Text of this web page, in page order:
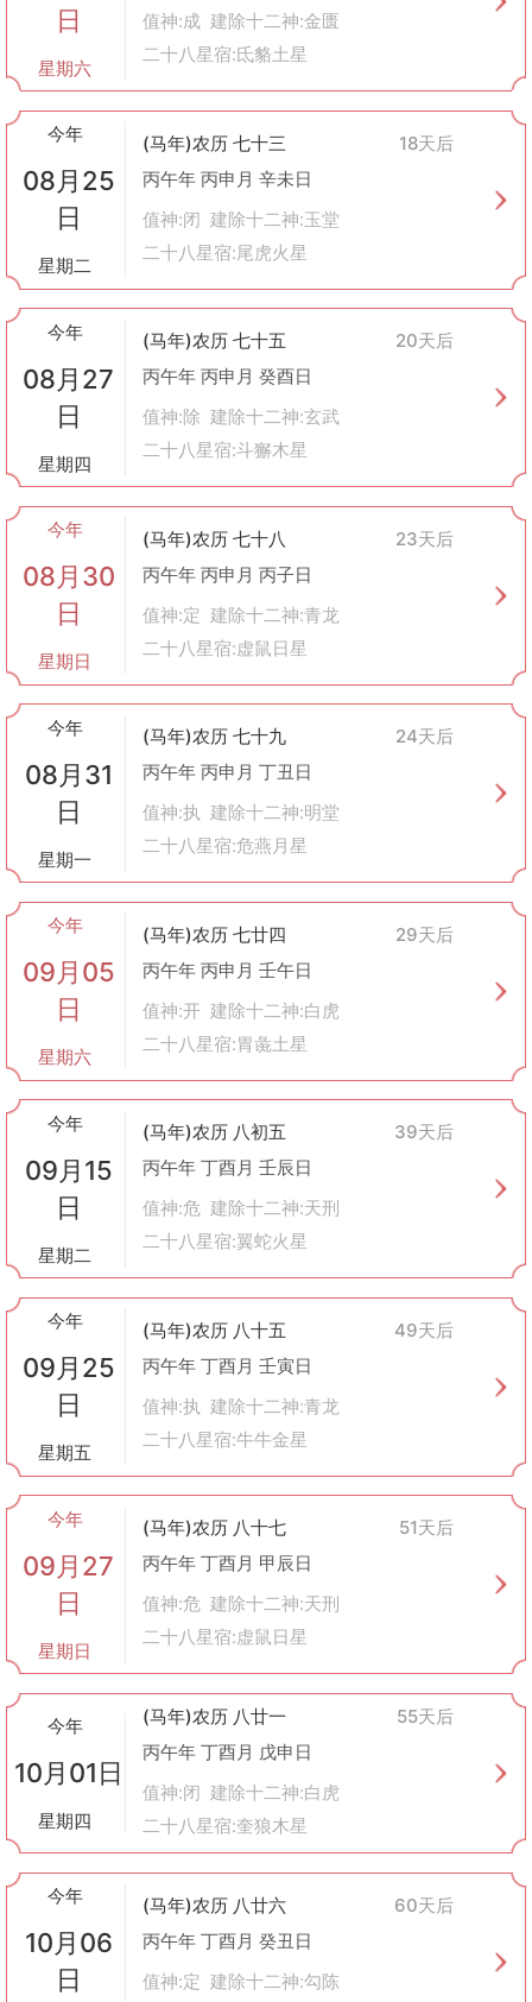
日
星期六
值神:成 建除十二神:金匮
二十八星宿:氐貉土星
今年
08月25
日
星期二
(马年)农历 七十三
18天后
丙午年 丙申月 辛未日
值神:闭 建除十二神:玉堂
二十八星宿:尾虎火星
今年
08月27
日
星期四
(马年)农历 七十五
20天后
丙午年 丙申月 癸酉日
值神:除 建除十二神:玄武
二十八星宿:斗獬木星
今年
08月30
日
星期日
(马年)农历 七十八
23天后
丙午年 丙申月 丙子日
值神:定 建除十二神:青龙
二十八星宿:虚鼠日星
今年
08月31
日
星期一
(马年)农历 七十九
24天后
丙午年 丙申月 丁丑日
值神:执 建除十二神:明堂
二十八星宿:危燕月星
今年
09月05
日
星期六
(马年)农历 七廿四
29天后
丙午年 丙申月 壬午日
值神:开 建除十二神:白虎
二十八星宿:胃彘土星
今年
09月15
日
星期二
(马年)农历 八初五
39天后
丙午年 丁酉月 壬辰日
值神:危 建除十二神:天刑
二十八星宿:翼蛇火星
今年
09月25
日
星期五
(马年)农历 八十五
49天后
丙午年 丁酉月 壬寅日
值神:执 建除十二神:青龙
二十八星宿:牛牛金星
今年
09月27
日
星期日
(马年)农历 八十七
51天后
丙午年 丁酉月 甲辰日
值神:危 建除十二神:天刑
二十八星宿:虚鼠日星
今年
10月01日
星期四
(马年)农历 八廿一
55天后
丙午年 丁酉月 戊申日
值神:闭 建除十二神:白虎
二十八星宿:奎狼木星
今年
10月06
日
(马年)农历 八廿六
60天后
丙午年 丁酉月 癸丑日
值神:定 建除十二神:勾陈